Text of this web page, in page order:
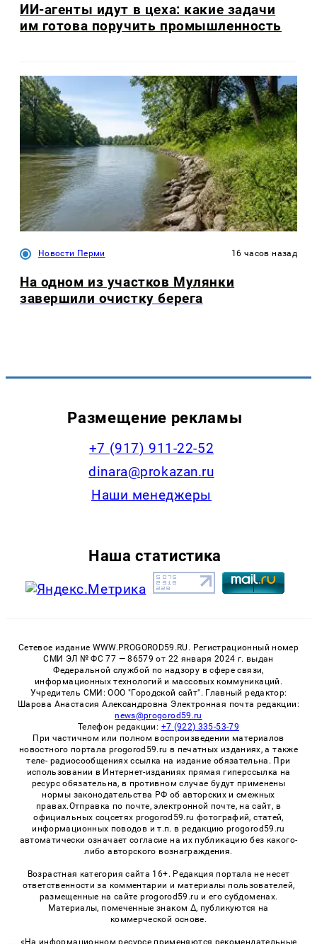
ИИ-агенты идут в цеха: какие задачи
им готова поручить промышленность
Новости Перми 16 часов назад
На одном из участков Мулянки
завершили очистку берега
Размещение рекламы
+7 (917) 911-22-52
dinara@prokazan.ru
Наши менеджеры
Наша статистика
Сетевое издание WWW.PROGOROD59.RU. Регистрационный номер
СМИ ЭЛ № ФС 77 — 86579 от 22 января 2024 г. выдан
Федеральной службой по надзору в сфере связи,
информационных технологий и массовых коммуникаций.
Учредитель СМИ: ООО "Городской сайт". Главный редактор:
Шарова Анастасия Александровна Электронная почта редакции:
news@progorod59.ru
Телефон редакции: +7 (922) 335-53-79
При частичном или полном воспроизведении материалов
новостного портала progorod59.ru в печатных изданиях, а также
теле- радиосообщениях ссылка на издание обязательна. При
использовании в Интернет-изданиях прямая гиперссылка на
ресурс обязательна, в противном случае будут применены
нормы законодательства РФ об авторских и смежных
правах.Отправка по почте, электронной почте, на сайт, в
официальных соцсетях progorod59.ru фотографий, статей,
информационных поводов и т.п. в редакцию progorod59.ru
автоматически означает согласие на их публикацию без какого-
либо авторского вознаграждения.
Возрастная категория сайта 16+. Редакция портала не несет
ответственности за комментарии и материалы пользователей,
размещенные на сайте progorod59.ru и его субдоменах.
Материалы, помеченные знаком Δ, публикуются на
коммерческой основе.
«На информационном ресурсе применяются рекомендательные